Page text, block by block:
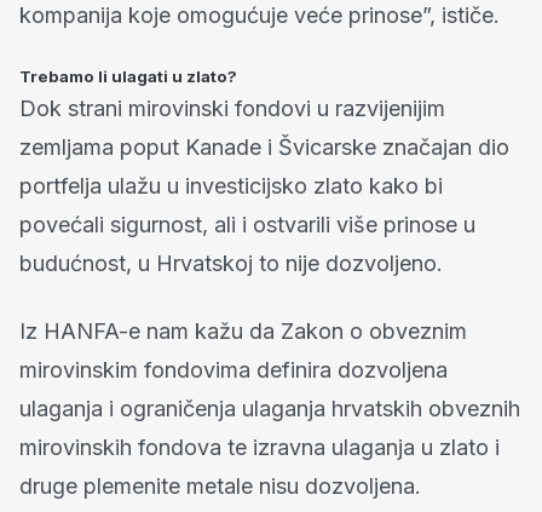
kompanija koje omogućuje veće prinose”, ističe.
Trebamo li ulagati u zlato?
Dok strani mirovinski fondovi u razvijenijim
zemljama poput Kanade i Švicarske značajan dio
portfelja ulažu u investicijsko zlato kako bi
povećali sigurnost, ali i ostvarili više prinose u
budućnost, u Hrvatskoj to nije dozvoljeno.
Iz HANFA-e nam kažu da Zakon o obveznim
mirovinskim fondovima definira dozvoljena
ulaganja i ograničenja ulaganja hrvatskih obveznih
mirovinskih fondova te izravna ulaganja u zlato i
druge plemenite metale nisu dozvoljena.